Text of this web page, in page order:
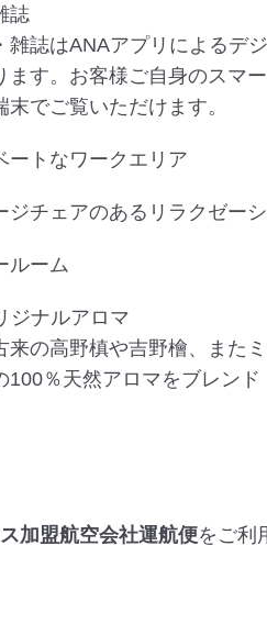
誌
雑誌はANAアプリによるデ
ます。お客様ご自身のスマ
末でご覧いただけます。
ートなワークエリア
ジチェアのあるリラクゼー
ルーム
ジナルアロマ
来の高野槙や吉野檜、また
100％天然アロマをブレンド
加盟航空会社運航便をご利